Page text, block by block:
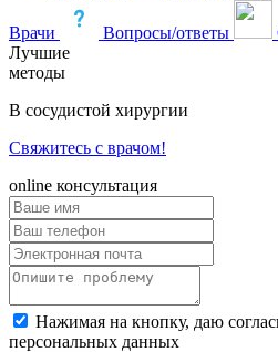
Врачи Вопросы/ответы
Лучшие
методы
В сосудистой хирургии
Свяжитесь с врачом!
online консультация
Нажимая на кнопку, даю
персональных данных